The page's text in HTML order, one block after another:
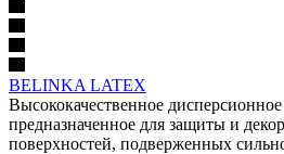
BELINKA LATEX
Высококачественное
предназначенное для защиты и
поверхностей, подверженных